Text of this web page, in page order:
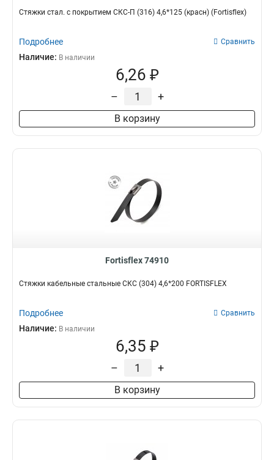
Стяжки стал. с покрытием СКС-П (316) 4,6*125 (красн) (Fortisflex)
Подробнее Сравнить
Наличие: В наличии
6,26 ₽
– +
В корзину
Fortisflex 74910
Стяжки кабельные стальные СКС (304) 4,6*200 FORTISFLEX
Подробнее Сравнить
Наличие: В наличии
6,35 ₽
– +
В корзину